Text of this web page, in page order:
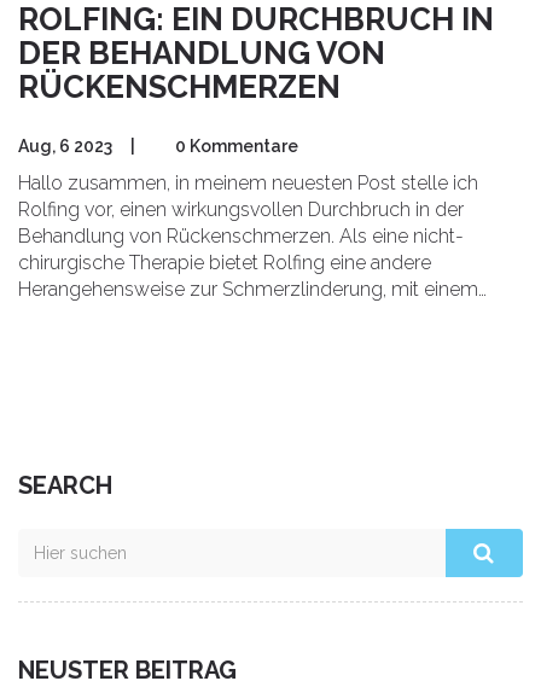
ROLFING: EIN DURCHBRUCH IN
DER BEHANDLUNG VON
RÜCKENSCHMERZEN
Aug, 6 2023 0 Kommentare
Hallo zusammen, in meinem neuesten Post stelle ich
Rolfing vor, einen wirkungsvollen Durchbruch in der
Behandlung von Rückenschmerzen. Als eine nicht-
chirurgische Therapie bietet Rolfing eine andere
Herangehensweise zur Schmerzlinderung, mit einem
SEARCH
NEUSTER BEITRAG